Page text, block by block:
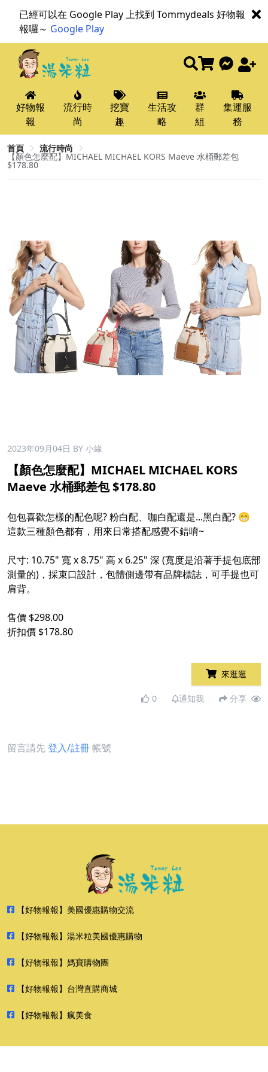
已經可以在 Google Play 上找到 Tommydeals 好物報
報囉～ Google Play
好物報
報
流行時
尚
挖寶
趣
生活攻
略
群
組
集運服
務
首頁 流行時尚
【顏色怎麼配】MICHAEL MICHAEL KORS Maeve 水桶郵差包
$178.80
2023年09月04日 BY 小緣
【顏色怎麼配】MICHAEL MICHAEL KORS
Maeve 水桶郵差包 $178.80
包包喜歡怎樣的配色呢? 粉白配、咖白配還是...黑白配? 😁
這款三種顏色都有，用來日常搭配感覺不錯唷~
尺寸: 10.75" 寬 x 8.75" 高 x 6.25" 深 (寬度是沿著手提包底部
測量的)，採束口設計，包體側邊帶有品牌標誌，可手提也可
肩背。
售價 $298.00
折扣價 $178.80
來逛逛
0 通知我 分享
留言請先登入/註冊帳號
【好物報報】美國優惠購物交流
【好物報報】湯米粒美國優惠購物
【好物報報】媽寶購物團
【好物報報】台灣直購商城
【好物報報】瘋美食